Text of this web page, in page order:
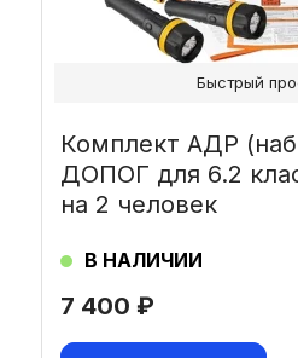
7 400 ₽
Комплект АДР
ДОПОГ для 6.2
на 2 человек
В НАЛИЧИИ
Быстрый